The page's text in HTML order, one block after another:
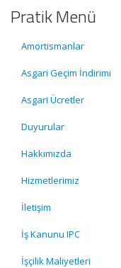
Pratik Menü
Amortismanlar
Asgari Geçim İndirimi
Asgari Ücretler
Duyurular
Hakkımızda
Hizmetlerimiz
İletişim
İş Kanunu IPC
İşçilik Maliyetleri